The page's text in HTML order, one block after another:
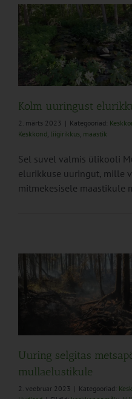
Kolm uuringust
2. märts 2023 | Kategooriad:
Keskkond, liigirikkus, maastik
Sel suvel valmis ülikooli
elurikkuse uuringut, mille
mitmekesisele maastikule
Uuring selgitas
mullaelustikule
2. veebruar 2023 | Kategooriad: